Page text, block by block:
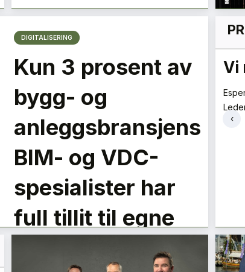
DIGITALISERING
Kun 3 prosent av
bygg- og
anleggsbransjens
BIM- og VDC-
spesialister har
full tillit til egne
+ PLUSS
Flygelederen som ble
best på bakken
Direktør
Vi
‹